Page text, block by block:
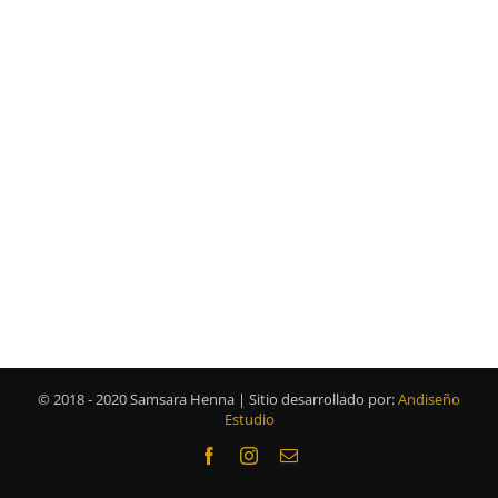
© 2018 - 2020 Samsara Henna | Sitio desarrollado por:Andiseño
Estudio
FacebookInstagramCorreo